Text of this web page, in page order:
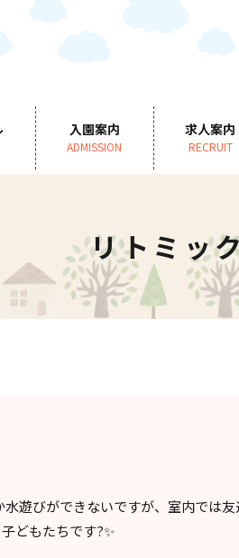
入園案内
ADMISSION
求人案内
RECRUIT
リトミッ
遊びができないですが、室内では
どもたちです?✨